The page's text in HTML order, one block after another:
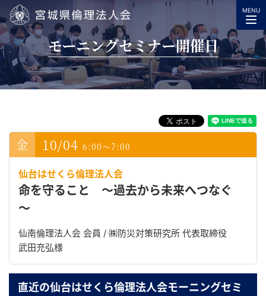
宮城県倫理法人会
MENU
モーニングセミナー開催日
10/04 6:00～7:00
仙台はせくら倫理法人会
命を守ること ～過去から未来へつなぐ
～
仙南倫理法人会 会員 / ㈱防災対策研究所 代表取締役
武田充弘様
直近の仙台はせくら倫理法人会モーニングセミ